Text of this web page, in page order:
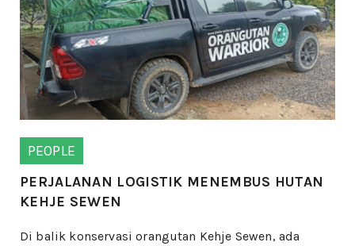
PEOPLE
PERJALANAN LOGISTIK MENEMBUS HUTAN
KEHJE SEWEN
Di balik konservasi orangutan Kehje Sewen, ada